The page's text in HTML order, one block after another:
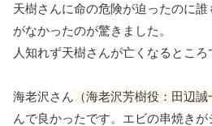
天樹さんに命の危険が迫ったのに
がなかったのが驚きました。
人知れず天樹さんが亡くなるところ
海老沢さん（海老沢芳樹役：田辺誠
んで良かったです。エビの串焼きが